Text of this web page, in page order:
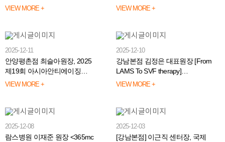
진행
VIEW MORE +
스킨타이트닝 주제
VIEW MORE +
2025-12-11
안양평촌점 최슬아원장, 2025
제19회 아시아안티에이징
학술대회(3AM) 초청강연 진행
VIEW MORE +
2025-12-10
강남본점 김정은 대표원장 [From
LAMS To SVF therapy]
국제학술대회 강연, 호평 속 성료!
VIEW MORE +
2025-12-08
람스병원 이재준 원장 <365mc
2025-12-03
[강남본점] 이근직 센터장, 국제